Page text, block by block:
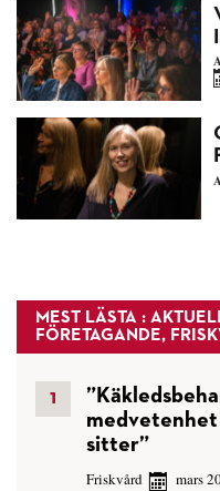
MEST LÄSTA :
FÖRETAGANDE,
medvetenhet
sitter”
Friskvård mars